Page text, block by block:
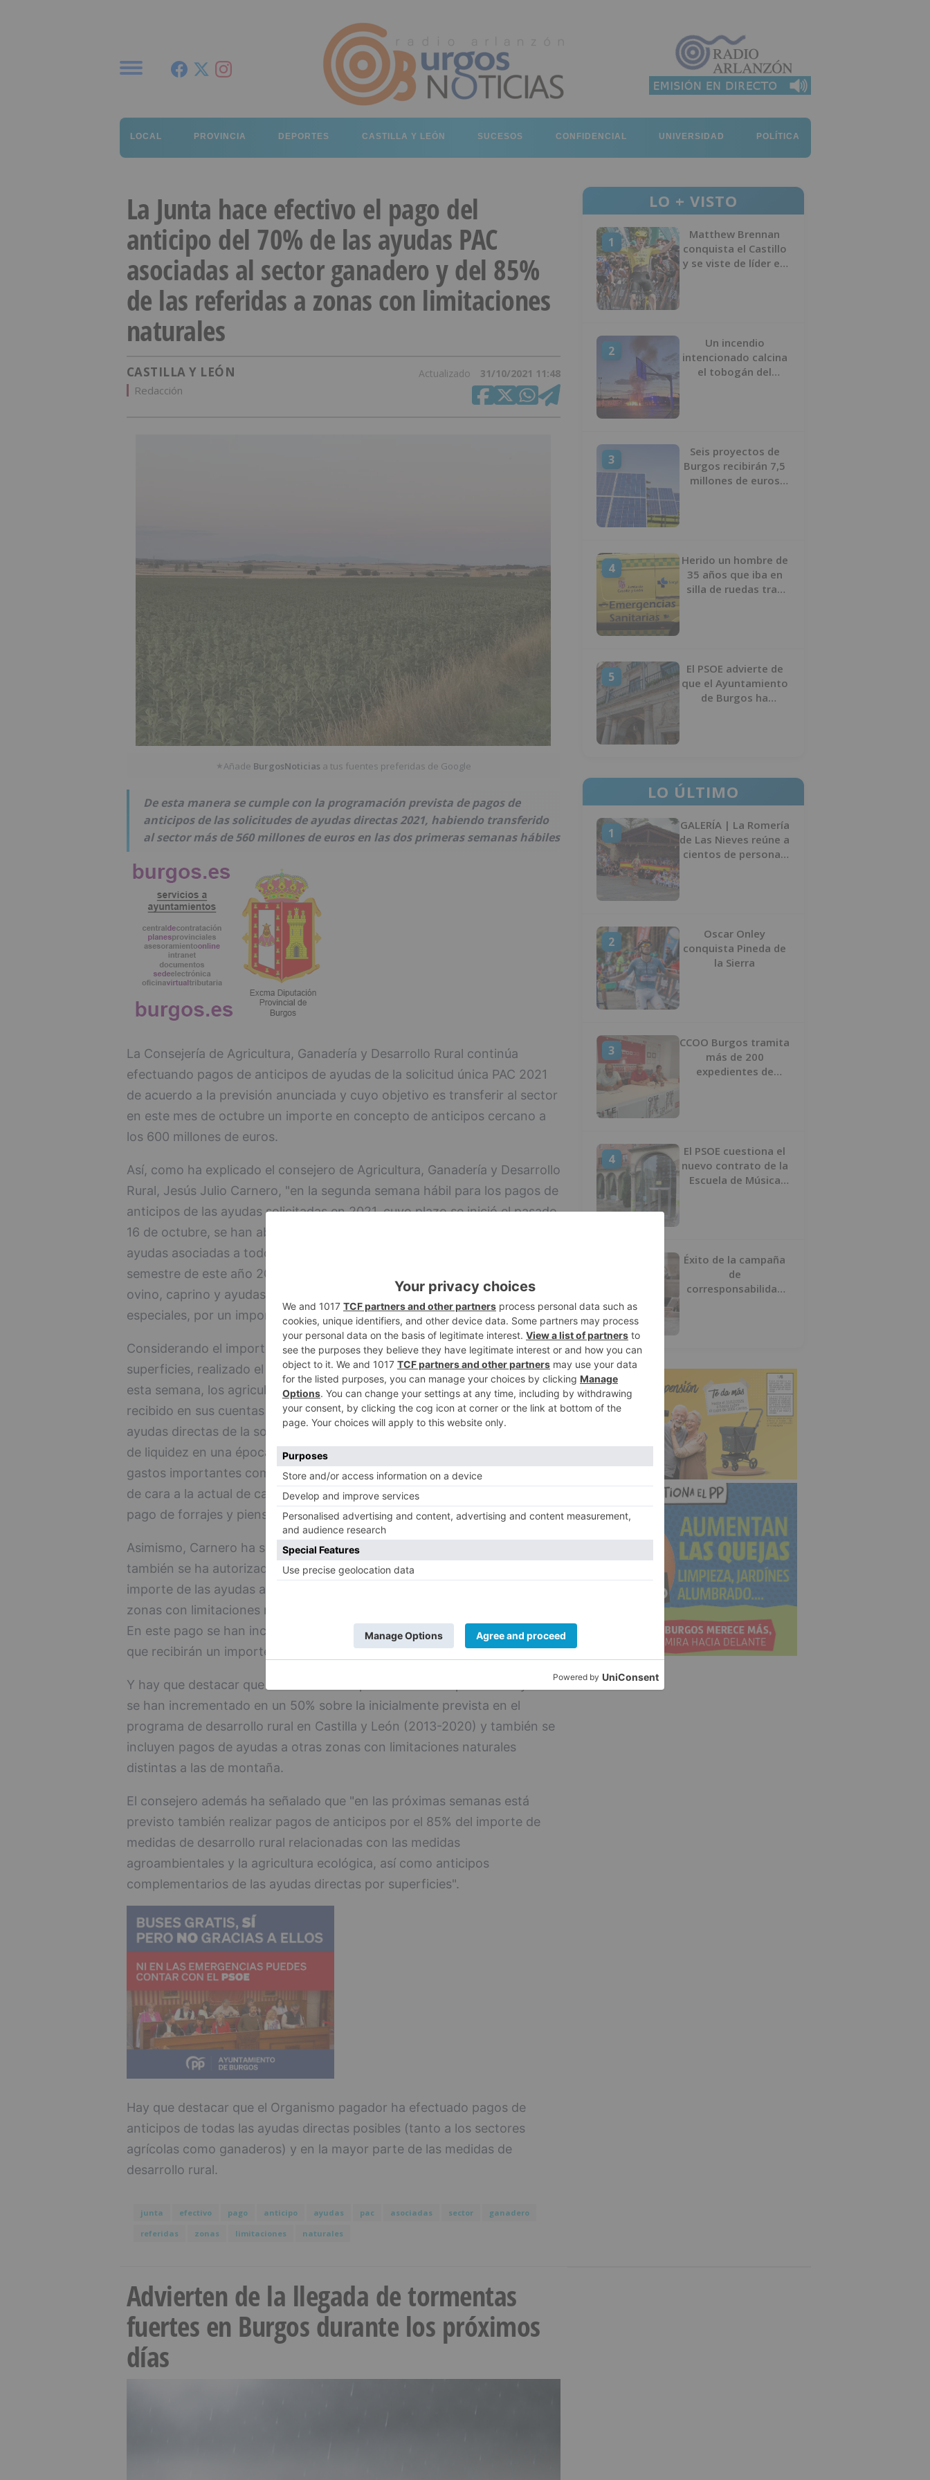
LOCAL PROVINCIA DEPORTES CASTILLA Y LEÓN SUCESOS CONFIDENCIAL UNIVERSIDAD POLÍTICA
La Junta hace efectivo el pago del
anticipo del 70% de las ayudas PAC
asociadas al sector ganadero y del 85%
de las referidas a zonas con limitaciones
naturales
CASTILLA Y LEÓN Actualizado 31/10/2021 11:48
Redacción
★Añade BurgosNoticias a tus fuentes preferidas de Google
De esta manera se cumple con la programación prevista de pagos de
anticipos de las solicitudes de ayudas directas 2021, habiendo transferido
al sector más de 560 millones de euros en las dos primeras semanas hábiles
La Consejería de Agricultura, Ganadería y Desarrollo Rural continúa
efectuando pagos de anticipos de ayudas de la solicitud única PAC 2021
de acuerdo a la previsión anunciada y cuyo objetivo es transferir al sector
en este mes de octubre un importe en concepto de anticipos cercano a
los 600 millones de euros.
Así, como ha explicado el consejero de Agricultura, Ganadería y Desarrollo
Rural, Jesús Julio Carnero, "en la segunda semana hábil para los pagos de
anticipos de las ayudas solicitadas en 2021, cuyo plazo se inició el pasado
16 de octubre, se han abonado los anticipos del 70% del importe de las
ayudas asociadas a todos los sectores ganaderos, solicitadas en el primer
semestre de este año 2021, en concreto: vacuno lechero, vacas nodrizas,
ovino, caprino y ayudas a los productores de ovino-caprino con derechos
especiales, por un importe global cercano a los 60 millones de euros".
Considerando el importe del anticipo de las ayudas directas por
superficies, realizado el día 18 de octubre, y los anticipos que se autorizan
esta semana, los agricultores y ganaderos de Castilla y León habrán
recibido en sus cuentas más de 560 millones de euros en concepto de
ayudas directas de la solicitud efectuada en 2021, lo que supone disponer
de liquidez en una época del año donde es necesario hacer frente a
gastos importantes como son los relacionados con la compra de imput
de cara a la actual de campaña de siembra, pagos de rentas, adquisición y
pago de forrajes y piensos..
Asimismo, Carnero ha señalado que "en esta última semana de octubre,
también se ha autorizado el pago de un primer anticipo del 85 % del
importe de las ayudas a las explotaciones en zonas de montaña y otras
zonas con limitaciones naturales, financiadas en este caso por el Feader.
En este pago se han incluido un total de 18.098 agricultores profesionales
que recibirán un importe de más de 24 millones de euros".
Y hay que destacar que en este año las primas unitarias para esta ayuda
se han incrementado en un 50% sobre la inicialmente prevista en el
programa de desarrollo rural en Castilla y León (2013-2020) y también se
incluyen pagos de ayudas a otras zonas con limitaciones naturales
distintas a las de montaña.
El consejero además ha señalado que "en las próximas semanas está
previsto también realizar pagos de anticipos por el 85% del importe de
medidas de desarrollo rural relacionadas con las medidas
agroambientales y la agricultura ecológica, así como anticipos
complementarios de las ayudas directas por superficies".
Hay que destacar que el Organismo pagador ha efectuado pagos de
anticipos de todas las ayudas directas posibles (tanto a los sectores
agrícolas como ganaderos) y en la mayor parte de las medidas de
desarrollo rural.
junta efectivo pago anticipo ayudas pac asociadas sector
ganadero
referidas
zonas limitaciones naturales
LO + VISTO
1
Matthew Brennan
conquista el Castillo
y se viste de líder en
2
Un incendio
intencionado calcina
el tobogán del
3
Seis proyectos de
Burgos recibirán 7,5
millones de euros
4
Herido un hombre de
35 años que iba en
silla de ruedas tras
5
El PSOE advierte de
que el Ayuntamiento
de Burgos ha
LO ÚLTIMO
1
GALERÍA | La Romería
de Las Nieves reúne a
cientos de personas
2
Oscar Onley
conquista Pineda de
la Sierra
3
CCOO Burgos tramita
más de 200
expedientes de
4
El PSOE cuestiona el
nuevo contrato de la
Escuela de Música
Éxito de la campaña
de
corresponsabilidad
Advierten de la llegada de tormentas
fuertes en Burgos durante los próximos
días